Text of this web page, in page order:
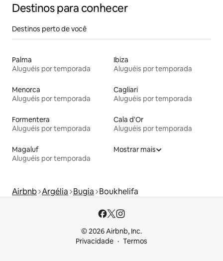
Destinos para conhecer
Destinos perto de você
Palma
Aluguéis por temporada
Ibiza
Aluguéis por temporada
Menorca
Aluguéis por temporada
Cagliari
Aluguéis por temporada
Formentera
Aluguéis por temporada
Cala d'Or
Aluguéis por temporada
Magaluf
Aluguéis por temporada
Mostrar mais
Airbnb Argélia Bugia Boukhelifa
© 2026 Airbnb, Inc.
Privacidade
Termos